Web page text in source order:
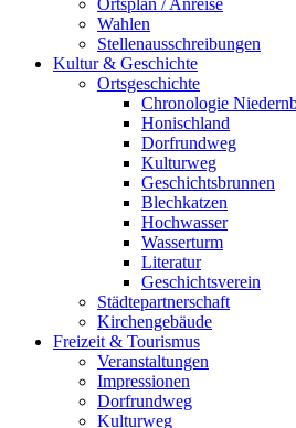
Ortsplan / Anreise
Wahlen
Stellenausschreibungen
Kultur & Geschichte
Ortsgeschichte
Chronologie
Honischland
Dorfrundweg
Kulturweg
Geschichtsbrunnen
Blechkatzen
Hochwasser
Wasserturm
Literatur
Geschichtsverein
Städtepartnerschaft
Kirchengebäude
Freizeit & Tourismus
Veranstaltungen
Impressionen
Dorfrundweg
Kulturweg